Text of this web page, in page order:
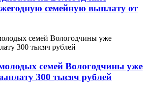
семейную выплату от
семей Вологодчины уже
300 тысяч рублей